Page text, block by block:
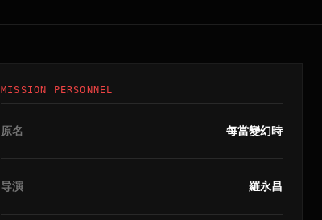
MISSION PERSONNEL
原名 每當變幻時
导演 羅永昌